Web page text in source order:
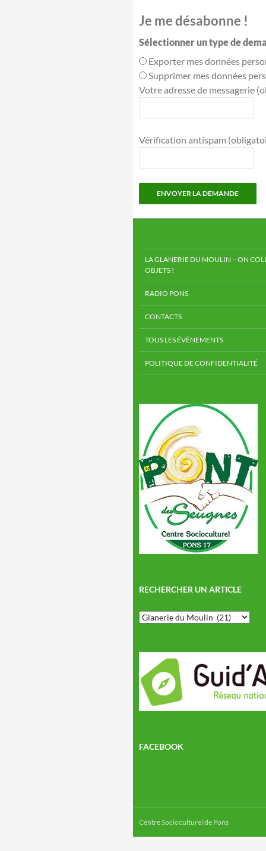
Je me désabonne !
Sélectionner un type de
Exporter mes données
Supprimer mes données
Votre adresse de messagerie
Vérification antispam
LA GLANERIE DU MOULIN – ON
OBJETS !
RADIO PONS
CONTACTS
TOUS LES ÉVÈNEMENTS
POLITIQUE DE CONFIDENTIALITÉ
RECHERCHER UN ARTICLE
Rechercher
un
FACEBOOK
Centre Socioculturel de Pons